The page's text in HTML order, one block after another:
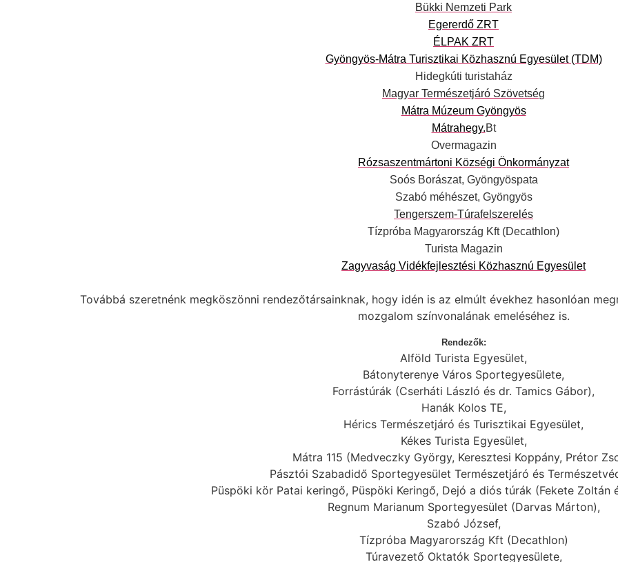
Bükki Nemzeti Park
Egererdő ZRT
ÉLPAK ZRT
Gyöngyös-Mátra Turisztikai Közhasznú Egyesület (TDM)
Hidegkúti turistaház
Magyar Természetjáró Szövetség
Mátra Múzeum Gyöngyös
Mátrahegy.Bt
Overmagazin
Rózsaszentmártoni Községi Önkormányzat
Soós Borászat, Gyöngyöspata
Szabó méhészet, Gyöngyös
Tengerszem-Túrafelszerelés
Tízpróba Magyarország Kft (Decathlon)
Turista Magazin
Zagyvaság Vidékfejlesztési Közhasznú Egyesület
Továbbá szeretnénk megköszönni rendezőtársainknak, hogy idén is az elmúlt évekhez hasonlóan
mozgalom színvonalának emeléséhez is.
Rendezők:
Alföld Turista Egyesület,
Bátonyterenye Város Sportegyesülete,
Forrástúrák (Cserháti László és dr. Tamics Gábor),
Hanák Kolos TE,
Hérics Természetjáró és Turisztikai Egyesület,
Kékes Turista Egyesület,
Mátra 115 (Medveczky György, Keresztesi Koppány, Prétor
Pásztói Szabadidő Sportegyesület Természetjáró és
Püspöki kör Patai keringő, Püspöki Keringő, Dejó a diós túrák (Fekete Zoltán
Regnum Marianum Sportegyesület (Darvas Márton),
Szabó József,
Tízpróba Magyarország Kft (Decathlon)
Túravezető Oktatók Sportegyesülete,